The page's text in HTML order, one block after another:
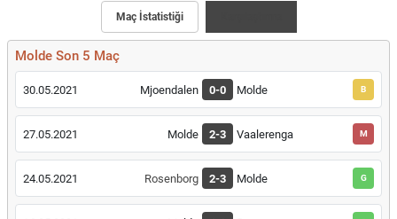
Maç İstatistiği
Molde Son 5 Maç
30.05.2021 Mjoendalen 0-0 Molde B
27.05.2021 Molde 2-3 Vaalerenga M
24.05.2021 Rosenborg 2-3 Molde G